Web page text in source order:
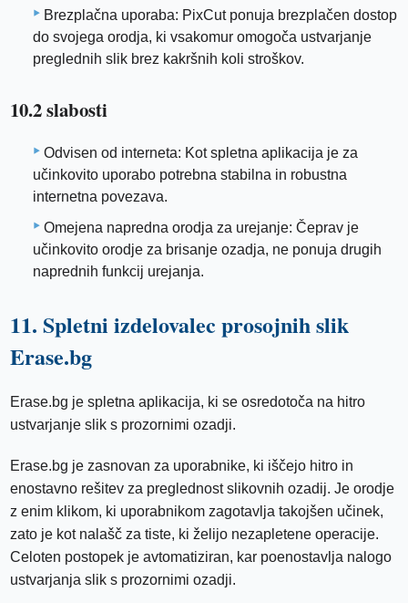
Brezplačna uporaba: PixCut ponuja brezplačen dostop
do svojega orodja, ki vsakomur omogoča ustvarjanje
preglednih slik brez kakršnih koli stroškov.
10.2 slabosti
Odvisen od interneta: Kot spletna aplikacija je za
učinkovito uporabo potrebna stabilna in robustna
internetna povezava.
Omejena napredna orodja za urejanje: Čeprav je
učinkovito orodje za brisanje ozadja, ne ponuja drugih
naprednih funkcij urejanja.
11. Spletni izdelovalec prosojnih slik
Erase.bg
Erase.bg je spletna aplikacija, ki se osredotoča na hitro
ustvarjanje slik s prozornimi ozadji.
Erase.bg je zasnovan za uporabnike, ki iščejo hitro in
enostavno rešitev za preglednost slikovnih ozadij. Je orodje
z enim klikom, ki uporabnikom zagotavlja takojšen učinek,
zato je kot nalašč za tiste, ki želijo nezapletene operacije.
Celoten postopek je avtomatiziran, kar poenostavlja nalogo
ustvarjanja slik s prozornimi ozadji.